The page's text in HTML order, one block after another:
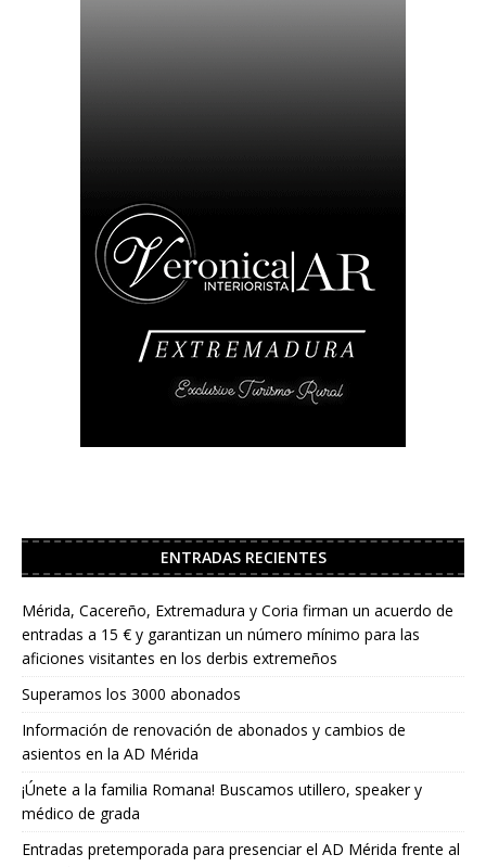
ENTRADAS RECIENTES
Mérida, Cacereño, Extremadura y Coria firman un acuerdo de
entradas a 15 € y garantizan un número mínimo para las
aficiones visitantes en los derbis extremeños
Superamos los 3000 abonados
Información de renovación de abonados y cambios de
asientos en la AD Mérida
¡Únete a la familia Romana! Buscamos utillero, speaker y
médico de grada
Entradas pretemporada para presenciar el AD Mérida frente al